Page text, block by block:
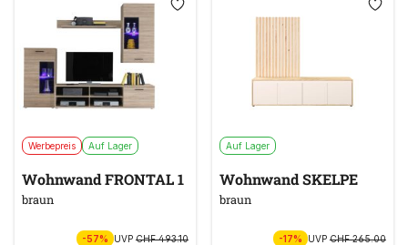
Werbepreis Auf Lager
Wohnwand FRONTAL 1
braun
-57% UVP CHF 493.10
Auf Lager
Wohnwand SKELPE
braun
-17% UVPCHF 265.00